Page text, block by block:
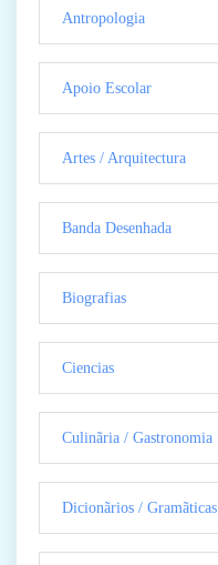
Antropologia
Apoio Escolar
Artes / Arquitectura
Banda Desenhada
Biografias
Ciencias
Culinãria / Gastronomia
Dicionãrios / Gramãticas